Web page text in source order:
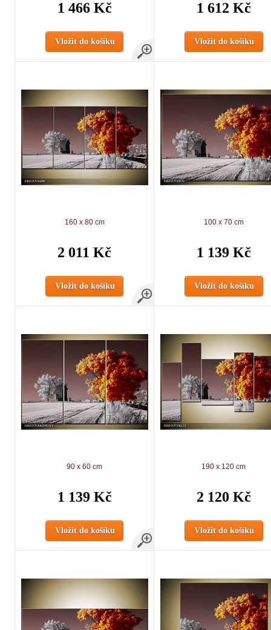
1 466 Kč
Vložit do košíku
1 612 Kč
Vložit do košíku
160 x 80 cm
2 011 Kč
Vložit do košíku
100 x 70 cm
1 139 Kč
Vložit do košíku
90 x 60 cm
1 139 Kč
Vložit do košíku
190 x 120 cm
2 120 Kč
Vložit do košíku